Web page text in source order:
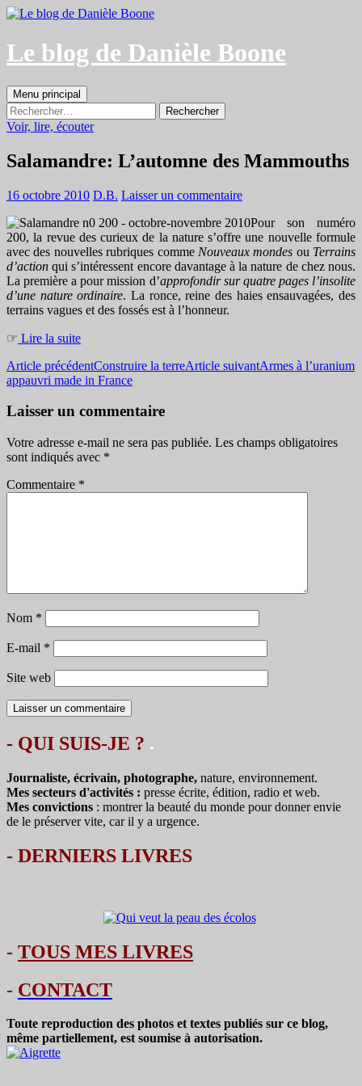
Aller
contenu
Le blog de Danièle Boone
Recherche
Menu principal
Rechercher :
Voir, lire, écouter
Salamandre: L’automne des Mammouths
16 octobre 2010 D.B. Laisser un commentaire
Pour son numéro
200, la revue des curieux de la nature s’offre une nouvelle formule
avec des nouvelles rubriques comme Nouveaux mondes ou Terrains
d’action qui s’intéressent encore davantage à la nature de chez nous.
La première a pour mission d’approfondir sur quatre pages l’insolite
d’une nature ordinaire. La ronce, reine des haies ensauvagées, des
terrains vagues et des fossés est à l’honneur.
☞ Lire la suite
Navigation
des
articles
Article précédentConstruire la terreArticle suivantArmes à l’uranium
appauvri made in France
Laisser un commentaire
Votre adresse e-mail ne sera pas publiée. Les champs obligatoires
sont indiqués avec *
Commentaire *
Nom *
E-mail *
Site web
- QUI SUIS-JE ? .
Journaliste, écrivain, photographe, nature, environnement.
Mes secteurs d'activités : presse écrite, édition, radio et web.
Mes convictions : montrer la beauté du monde pour donner envie
de le préserver vite, car il y a urgence.
- DERNIERS LIVRES
- TOUS MES LIVRES
- CONTACT
Toute reproduction des photos et textes publiés sur ce blog,
même partiellement, est soumise à autorisation.